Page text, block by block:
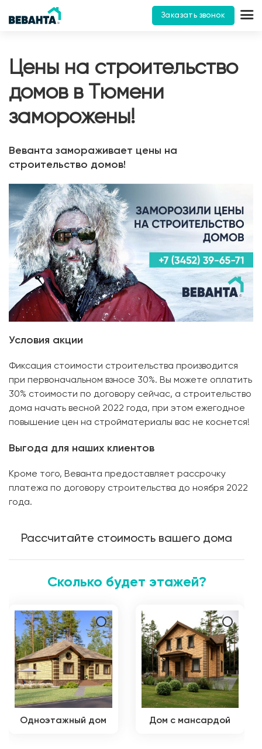
Заказать звонок
Цены на строительство
домов в Тюмени
заморожены!
Веванта замораживает цены на
строительство домов!
Условия акции
Фиксация стоимости строительства производится
при первоначальном взносе 30%. Вы можете оплатить
30% стоимости по договору сейчас, а строительство
дома начать весной 2022 года, при этом ежегодное
повышение цен на стройматериалы вас не коснется!
Выгода для наших клиентов
Кроме того, Веванта предоставляет рассрочку
платежа по договору строительства до ноября 2022
года.
Рассчитайте стоимость вашего дома
Сколько будет этажей?
Одноэтажный дом Дом с мансардой